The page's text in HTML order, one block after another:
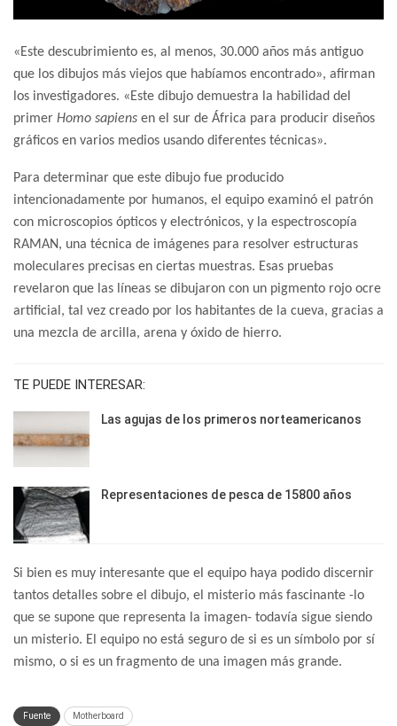
«Este descubrimiento es, al menos, 30.000 años más antiguo
que los dibujos más viejos que habíamos encontrado», afirman
los investigadores. «Este dibujo demuestra la habilidad del
primer Homo sapiens en el sur de África para producir diseños
gráficos en varios medios usando diferentes técnicas».
Para determinar que este dibujo fue producido
intencionadamente por humanos, el equipo examinó el patrón
con microscopios ópticos y electrónicos, y la espectroscopía
RAMAN, una técnica de imágenes para resolver estructuras
moleculares precisas en ciertas muestras. Esas pruebas
revelaron que las líneas se dibujaron con un pigmento rojo ocre
artificial, tal vez creado por los habitantes de la cueva, gracias a
una mezcla de arcilla, arena y óxido de hierro.
TE PUEDE INTERESAR:
Las agujas de los primeros norteamericanos
Representaciones de pesca de 15800 años
Si bien es muy interesante que el equipo haya podido discernir
tantos detalles sobre el dibujo, el misterio más fascinante -lo
que se supone que representa la imagen- todavía sigue siendo
un misterio. El equipo no está seguro de si es un símbolo por sí
mismo, o si es un fragmento de una imagen más grande.
Fuente Motherboard